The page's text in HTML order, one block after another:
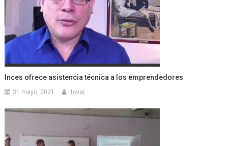
Inces ofrece asistencia técnica a los emprendedores
31 mayo, 2021 ltovar